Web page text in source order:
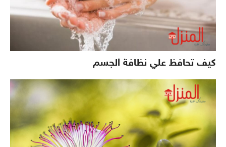
كيف تحافظ علي نظافة الجسم